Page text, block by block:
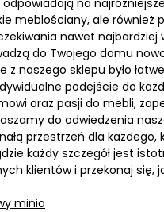
na
meblościany, ale również
nawet
do Twojego domu
z naszego sklepu było
podejście do
oraz pasji do mebli,
do odwiedzenia
przestrzeń dla
każdy szczegół jest
klientów i przekonaj
minio